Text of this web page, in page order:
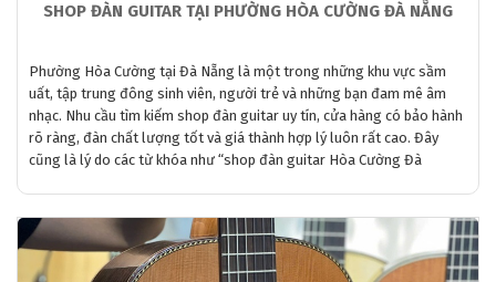
SHOP ĐÀN GUITAR TẠI PHƯỜNG HÒA CƯỜNG ĐÀ NẴNG
Phường Hòa Cường tại Đà Nẵng là một trong những khu vực sầm
uất, tập trung đông sinh viên, người trẻ và những bạn đam mê âm
nhạc. Nhu cầu tìm kiếm shop đàn guitar uy tín, cửa hàng có bảo hành
rõ ràng, đàn chất lượng tốt và giá thành hợp lý luôn rất cao. Đây
cũng là lý do các từ khóa như “shop đàn guitar Hòa Cường Đà